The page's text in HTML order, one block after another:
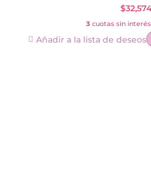
$
3 cuotas sin
Añadir a la lista de deseos